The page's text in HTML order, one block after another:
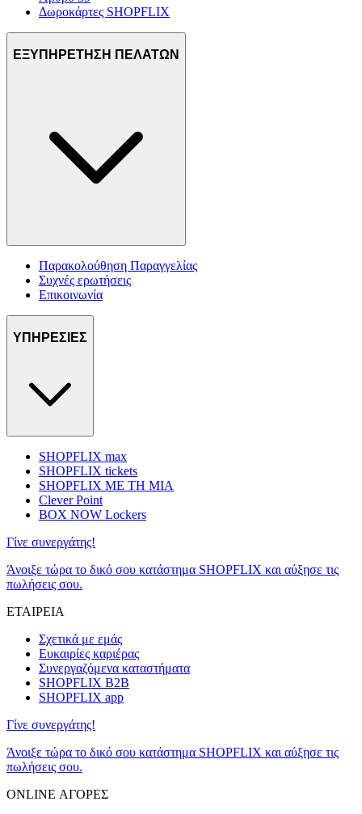
Δωροκάρτες SHOPFLIX
ΕΞΥΠΗΡΕΤΗΣΗ ΠΕΛΑΤΩΝ
Παρακολούθηση Παραγγελίας
Συχνές ερωτήσεις
Επικοινωνία
ΥΠΗΡΕΣΙΕΣ
SHOPFLIX max
SHOPFLIX tickets
SHOPFLIX ΜΕ ΤΗ ΜΙΑ
Clever Point
BOX NOW Lockers
Γίνε συνεργάτης!
Άνοιξε τώρα το δικό σου κατάστημα SHOPFLIX και αύξησε τις
πωλήσεις σου.
ΕΤΑΙΡΕΙΑ
Σχετικά με εμάς
Ευκαιρίες καριέρας
Συνεργαζόμενα καταστήματα
SHOPFLIX B2B
SHOPFLIX app
Γίνε συνεργάτης!
Άνοιξε τώρα το δικό σου κατάστημα SHOPFLIX και αύξησε τις
πωλήσεις σου.
ONLINE ΑΓΟΡΕΣ